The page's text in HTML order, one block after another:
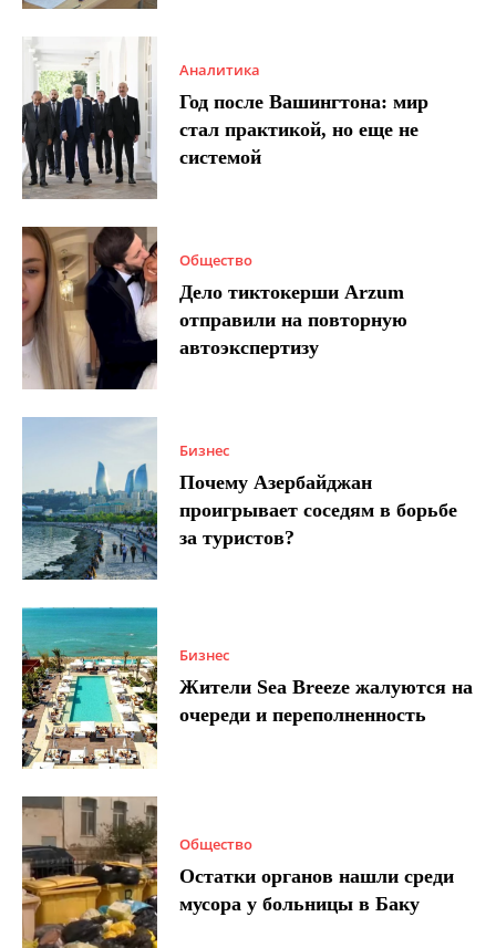
Аналитика
Год после Вашингтона: мир
стал практикой, но еще не
системой
Общество
Дело тиктокерши Arzum
отправили на повторную
автоэкспертизу
Бизнес
Почему Азербайджан
проигрывает соседям в борьбе
за туристов?
Бизнес
Жители Sea Breeze жалуются на
очереди и переполненность
Общество
Остатки органов нашли среди
мусора у больницы в Баку